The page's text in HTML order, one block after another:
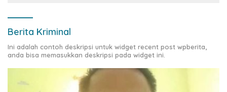
Berita Kriminal
Ini adalah contoh deskripsi untuk widget recent post wpberita,
anda bisa memasukkan deskripsi pada widget ini.